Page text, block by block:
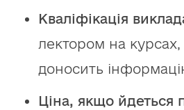
Кваліфікація
лектором на курсах,
доносить
Ціна, якщо йдеться